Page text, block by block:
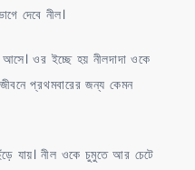
দেবে নীল।
ওর ইচ্ছে হয় নীলদাদা ওকে
প্রথমবারের জন্য কেমন
যায়। নীল ওকে চুমুতে আর চেটে